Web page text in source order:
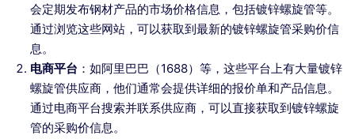
会定期发布钢材产品的市场价格信息，包括镀锌螺旋管等。
通过浏览这些网站，可以获取到最新的镀锌螺旋管采购价信
息。
电商平台 ：如阿里巴巴（1688）等，这些平台上有大量镀锌
螺旋管供应商，他们通常会提供详细的报价单和产品信息。
通过电商平台搜索并联系供应商，可以直接获取到镀锌螺旋
管的采购价信息。